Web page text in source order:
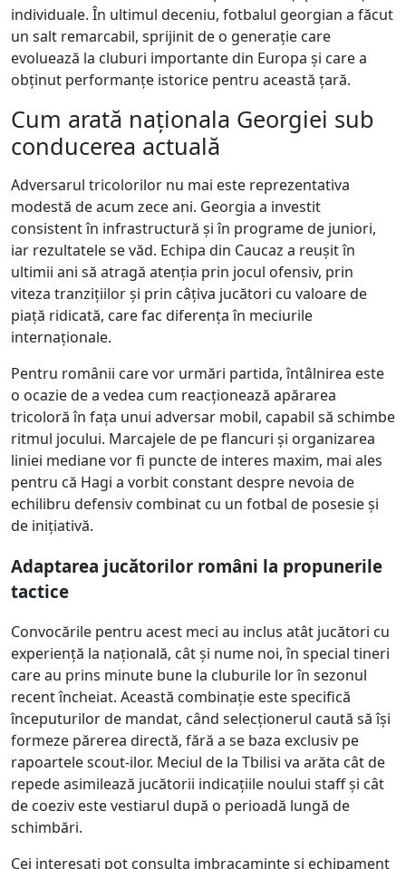
individuale. În ultimul deceniu, fotbalul georgian a făcut
un salt remarcabil, sprijinit de o generație care
evoluează la cluburi importante din Europa și care a
obținut performanțe istorice pentru această țară.
Cum arată naționala Georgiei sub
conducerea actuală
Adversarul tricolorilor nu mai este reprezentativa
modestă de acum zece ani. Georgia a investit
consistent în infrastructură și în programe de juniori,
iar rezultatele se văd. Echipa din Caucaz a reușit în
ultimii ani să atragă atenția prin jocul ofensiv, prin
viteza tranzițiilor și prin câțiva jucători cu valoare de
piață ridicată, care fac diferența în meciurile
internaționale.
Pentru românii care vor urmări partida, întâlnirea este
o ocazie de a vedea cum reacționează apărarea
tricoloră în fața unui adversar mobil, capabil să schimbe
ritmul jocului. Marcajele de pe flancuri și organizarea
liniei mediane vor fi puncte de interes maxim, mai ales
pentru că Hagi a vorbit constant despre nevoia de
echilibru defensiv combinat cu un fotbal de posesie și
de inițiativă.
Adaptarea jucătorilor români la propunerile
tactice
Convocările pentru acest meci au inclus atât jucători cu
experiență la națională, cât și nume noi, în special tineri
care au prins minute bune la cluburile lor în sezonul
recent încheiat. Această combinație este specifică
începuturilor de mandat, când selecționerul caută să își
formeze părerea directă, fără a se baza exclusiv pe
rapoartele scout-ilor. Meciul de la Tbilisi va arăta cât de
repede asimilează jucătorii indicațiile noului staff și cât
de coeziv este vestiarul după o perioadă lungă de
schimbări.
Cei interesati pot consulta imbracaminte si echipament